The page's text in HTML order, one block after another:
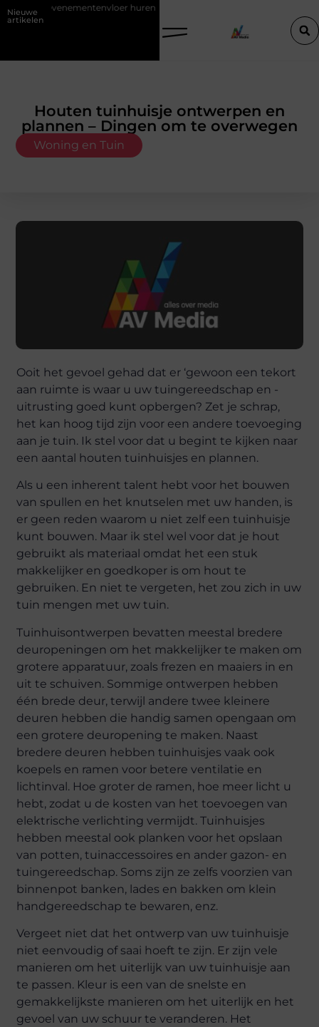
Nieuwe
artikelen
huren Mythes en feiten over zachtere nicotine pouches
Houten tuinhuisje ontwerpen en
plannen – Dingen om te overwegen
Woning en Tuin
Ooit het gevoel gehad dat er ‘gewoon een tekort
aan ruimte is waar u uw tuingereedschap en -
uitrusting goed kunt opbergen? Zet je schrap,
het kan hoog tijd zijn voor een andere toevoeging
aan je tuin. Ik stel voor dat u begint te kijken naar
een aantal houten tuinhuisjes en plannen.
Als u een inherent talent hebt voor het bouwen
van spullen en het knutselen met uw handen, is
er geen reden waarom u niet zelf een tuinhuisje
kunt bouwen. Maar ik stel wel voor dat je hout
gebruikt als materiaal omdat het een stuk
makkelijker en goedkoper is om hout te
gebruiken. En niet te vergeten, het zou zich in uw
tuin mengen met uw tuin.
Tuinhuisontwerpen bevatten meestal bredere
deuropeningen om het makkelijker te maken om
grotere apparatuur, zoals frezen en maaiers in en
uit te schuiven. Sommige ontwerpen hebben
één brede deur, terwijl andere twee kleinere
deuren hebben die handig samen opengaan om
een grotere deuropening te maken. Naast
bredere deuren hebben tuinhuisjes vaak ook
koepels en ramen voor betere ventilatie en
lichtinval. Hoe groter de ramen, hoe meer licht u
hebt, zodat u de kosten van het toevoegen van
elektrische verlichting vermijdt. Tuinhuisjes
hebben meestal ook planken voor het opslaan
van potten, tuinaccessoires en ander gazon- en
tuingereedschap. Soms zijn ze zelfs voorzien van
binnenpot banken, lades en bakken om klein
handgereedschap te bewaren, enz.
Vergeet niet dat het ontwerp van uw tuinhuisje
niet eenvoudig of saai hoeft te zijn. Er zijn vele
manieren om het uiterlijk van uw tuinhuisje aan
te passen. Kleur is een van de snelste en
gemakkelijkste manieren om het uiterlijk en het
gevoel van uw schuur te veranderen. Het